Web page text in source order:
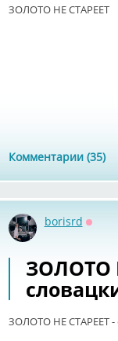
ЗОЛОТО НЕ СТАРЕЕТ
Комментарии (35)
borisrd
ЗОЛОТО
ЗОЛОТО НЕ СТАРЕЕТ -